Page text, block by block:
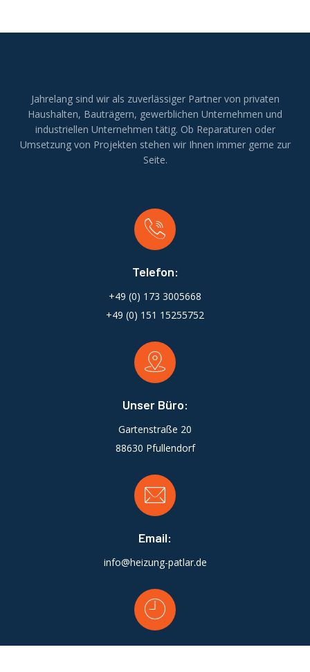
Jahrelang sind wir als zuverlässiger Partner von privaten
Haushalten, Bauträgern, gewerblichen Unternehmen und
industriellen Unternehmen tätig. Ob Reparaturen oder
Umsetzung von Projekten stehen wir Ihnen immer gerne zur
Seite.
Telefon:
+49 (0) 173 3005668
+49 (0) 151 15255752
Unser Büro:
Gartenstraße 20
88630 Pfullendorf
Email:
info@heizung-patlar.de